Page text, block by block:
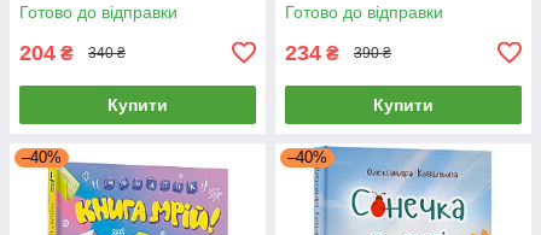
Готово до відправки
204 ₴ 340 ₴
Купити
Готово до відправки
234 ₴ 390 ₴
Купити
–40% –40%